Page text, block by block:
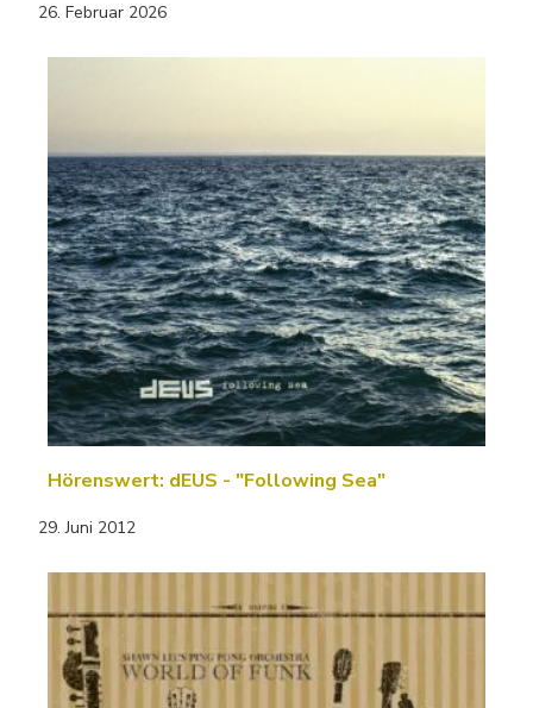
26. Februar 2026
Hörenswert: dEUS - "Following Sea"
29. Juni 2012